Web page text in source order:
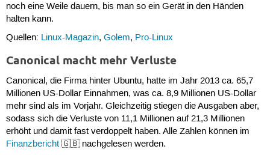
noch eine Weile dauern, bis man so ein Gerät in den Händen
halten kann.
Quellen: Linux-Magazin, Golem, Pro-Linux
Canonical macht mehr Verluste
Canonical, die Firma hinter Ubuntu, hatte im Jahr 2013 ca. 65,7
Millionen US-Dollar Einnahmen, was ca. 8,9 Millionen US-Dollar
mehr sind als im Vorjahr. Gleichzeitig stiegen die Ausgaben aber,
sodass sich die Verluste von 11,1 Millionen auf 21,3 Millionen
erhöht und damit fast verdoppelt haben. Alle Zahlen können im
Finanzbericht🇬🇧 nachgelesen werden.